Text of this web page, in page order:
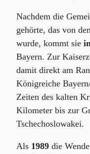
Nachdem die
gehörte, das von
wurde, kommt sie
Bayern. Zur
damit direkt am
Königreiche
Zeiten des kalten
Kilometer bis zur
Tschechoslowakei.
Als 1989 die